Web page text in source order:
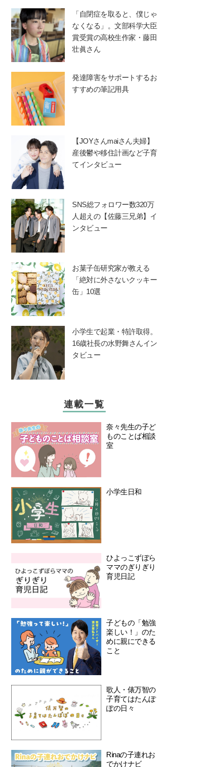
「自閉症を取ると、僕じゃ
なくなる」。文部科学大臣
賞受賞の高校生作家・藤田
壮眞さん
発達障害をサポートするお
すすめの筆記用具
【JOYさんmaiさん夫婦】
産後鬱や移住計画など子育
てインタビュー
SNS総フォロワー数320万
人超えの【佐藤三兄弟】イ
ンタビュー
お菓子缶研究家が教える
「絶対に外さないクッキー
缶」10選
小学生で起業・特許取得。
16歳社長の水野舞さんイン
タビュー
連載一覧
奈々先生の子ど
ものことば相談
室
小学生日和
ひよっこずぼら
ママのぎりぎり
育児日記
子どもの「勉強
楽しい！」のた
めに親にできる
こと
歌人・俵万智の
子育てはたんぽ
ぽの日々
Rinaの子連れお
でかけナビ